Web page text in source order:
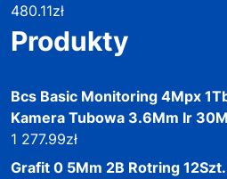
480.11zł
Produkty
Bcs Basic Monitoring 4Mpx
Kamera Tubowa 3.6Mm Ir
1 277.99zł
Grafit 0 5Mm 2B Rotring